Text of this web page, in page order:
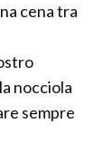
cena tra
nocciola
sempre